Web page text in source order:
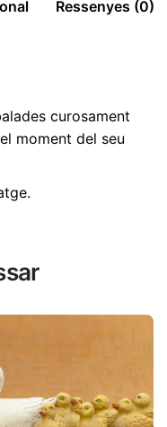
Ressenyes (0)
curosament
moment del seu
.